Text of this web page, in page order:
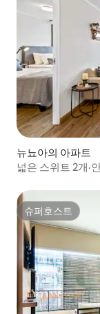
뉴뇨아의 아파트
넓은 스위트 2개·
슈퍼호스트
슈퍼호스트